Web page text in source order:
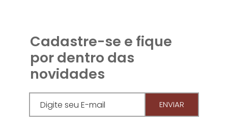
Cadastre-se e fique
por dentro das
novidades
Digite seu E-mail
ENVIAR